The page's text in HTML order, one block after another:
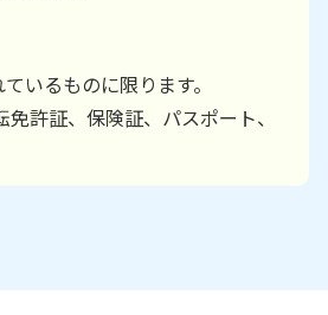
いるものに限ります。
免許証、保険証、パスポート、